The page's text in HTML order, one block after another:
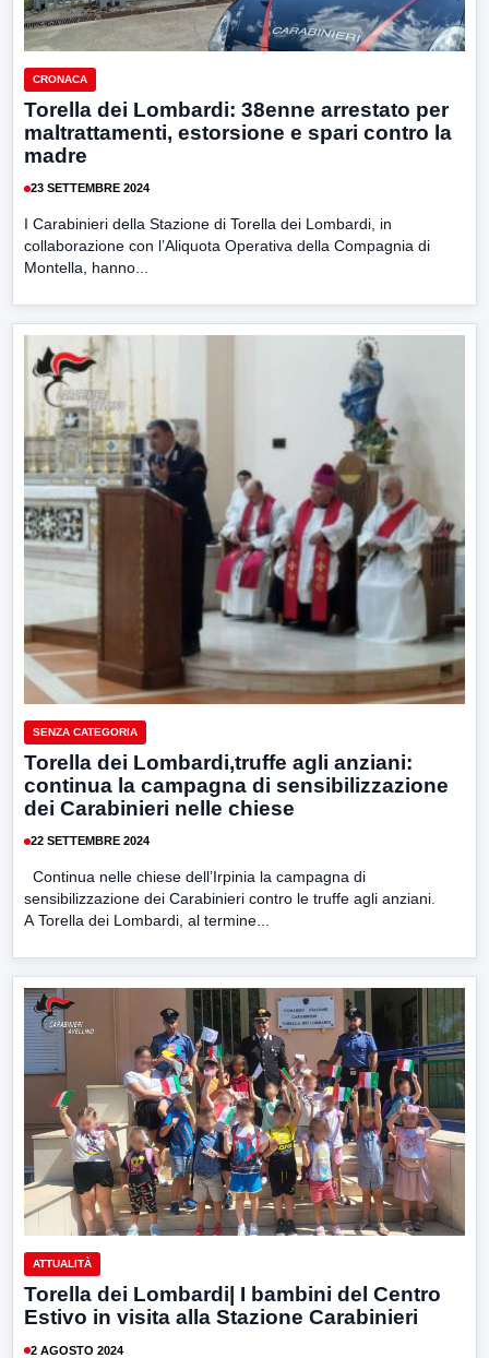
CRONACA
Torella dei Lombardi: 38enne arrestato per
maltrattamenti, estorsione e spari contro la
madre
23 SETTEMBRE 2024
I Carabinieri della Stazione di Torella dei Lombardi, in
collaborazione con l’Aliquota Operativa della Compagnia di
Montella, hanno...
SENZA CATEGORIA
Torella dei Lombardi,truffe agli anziani:
continua la campagna di sensibilizzazione
dei Carabinieri nelle chiese
22 SETTEMBRE 2024
Continua nelle chiese dell’Irpinia la campagna di
sensibilizzazione dei Carabinieri contro le truffe agli anziani.
A Torella dei Lombardi, al termine...
ATTUALITÀ
Torella dei Lombardi| I bambini del Centro
Estivo in visita alla Stazione Carabinieri
2 AGOSTO 2024